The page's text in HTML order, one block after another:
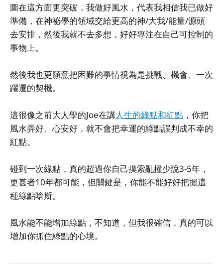
圖在這方面更突破，我做好風水，代表我相信我已做好
準備，在神祕學的領域交給更高的神/大我/能量/源頭
去安排，然後我就不去多想，好好專注在自己可控制的
事物上。
然後我也更願意把困難的事情視為是挑戰、機會、一次
躍遷的契機。
這很像之前大人學的Joe在講人生的綠點和紅點 ，你把
風水弄好、心安好，就不會把幸運的綠點誤判成不幸的
紅點。
碰到一次綠點，真的超過你自己摸索亂撞少說3-5年，
更甚者10年都可能，但關鍵是，你能不能好好把握這
種綠點嗆斯。
風水能不能增加綠點，不知道，但我很確信，真的可以
增加你抓住綠點的心境。